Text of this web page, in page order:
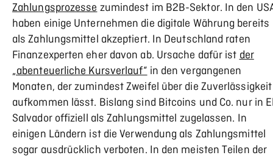
Zahlungsprozesse zumindest im B2B-Sektor. In den
haben einige Unternehmen die digitale Währung bereits
als Zahlungsmittel akzeptiert. In Deutschland raten
Finanzexperten eher davon ab. Ursache dafür ist der
„abenteuerliche Kursverlauf“ in den vergangenen
Monaten, der zumindest Zweifel über die Zuverlässigkeit
aufkommen lässt. Bislang sind Bitcoins und Co. nur in
Salvador offiziell als Zahlungsmittel zugelassen. In
einigen Ländern ist die Verwendung als Zahlungsmittel
sogar ausdrücklich verboten. In den meisten Teilen der